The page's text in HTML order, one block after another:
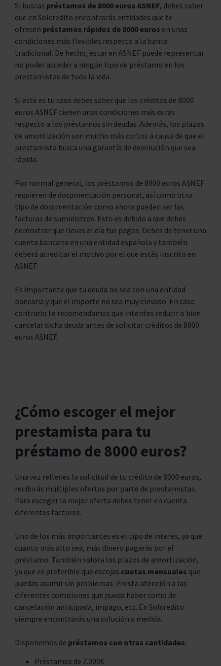
Si buscas préstamos de 8000 euros ASNEF, debes saber
que en Solcredito encontrarás entidades que te
ofrecen préstamos rápidos de 8000 euros en unas
condiciones más flexibles respecto a la banca
tradicional. De hecho, estar en ASNEF puede representar
no poder acceder a ningún tipo de préstamo en los
prestamistas de toda la vida.
Si este es tu caso debes saber que los créditos de 8000
euros ASNEF tienen unas condiciones más duras
respecto a los préstamos sin deudas. Además, los plazos
de amortización son mucho más cortos a causa de que el
prestamista busca una garantía de devolución que sea
rápida.
Por normal general, los préstamos de 8000 euros ASNEF
requieren de documentación personal, así como otro
tipo de documentación como ahora pueden ser las
facturas de suministros. Esto es debido a que debes
demostrar que llevas al día tus pagos. Debes de tener una
cuenta bancaria en una entidad española y también
deberá acreditar el motivo por el que estás inscrito en
ASNEF.
Es importante que tu deuda no sea con una entidad
bancaria y que el importe no sea muy elevado. En caso
contrario te recomendamos que intentes reducir o bien
cancelar dicha deuda antes de solicitar créditos de 8000
euros ASNEF.
¿Cómo escoger el mejor
prestamista para tu
préstamo de 8000 euros?
Una vez rellenes la solicitud de tu crédito de 8000 euros,
recibirás múltiples ofertas por parte de prestamistas.
Para escoger la mejor oferta debes tener en cuenta
diferentes factores.
Uno de los más importantes es el tipo de interés, ya que
cuanto más alto sea, más dinero pagarás por el
préstamo. También valora los plazos de amortización,
ya que es preferible que escojas cuotas mensuales que
puedas asumir sin problemas. Presta atención a las
diferentes comisiones que pueda haber como de
cancelación anticipada, impago, etc. En Solcredito
siempre encontrarás una solución a medida.
Disponemos de préstamos con otras cantidades:
Préstamos de 7.000€